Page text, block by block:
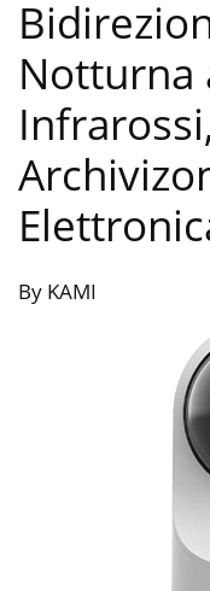
Notturna
By KAMI